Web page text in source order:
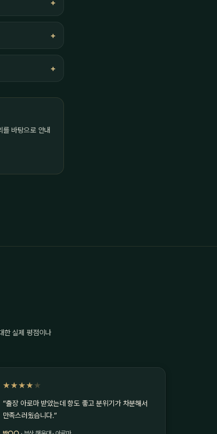
를 바탕으로 안내
한 실제 평점이나
★★★★ ★
“출장 아로마 받았는데 향도 좋고 분위기가 차분해서
만족스러웠습니다.”